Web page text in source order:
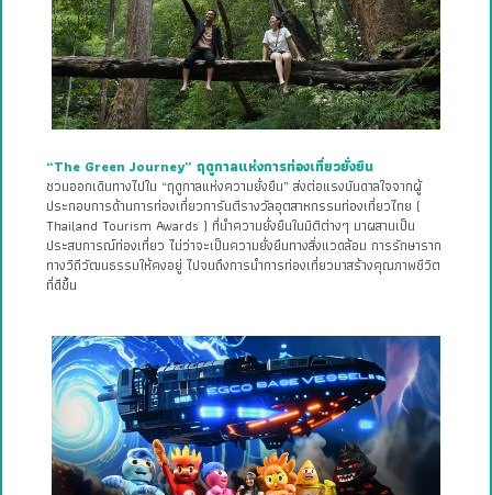
“The Green Journey” ฤดูกาลแห่งการท่องเที่ยวยั่งยืน
ชวนออกเดินทางไปใน “ฤดูกาลแห่งความยั่งยืน” ส่งต่อแรงบันดาลใจจากผู้
ประกอบการด้านการท่องเที่ยวการันตีรางวัลอุตสาหกรรมท่องเที่ยวไทย (
Thailand Tourism Awards ) ที่นำความยั่งยืนในมิติต่างๆ มาผสานเป็น
ประสบการณ์ท่องเที่ยว ไม่ว่าจะเป็นความยั่งยืนทางสิ่งแวดล้อม การรักษาราก
ทางวิถีวัฒนธรรมให้คงอยู่ ไปจนถึงการนำการท่องเที่ยวมาสร้างคุณภาพชีวิต
ที่ดีขึ้น